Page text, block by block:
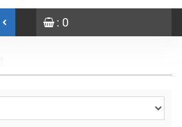
: 0